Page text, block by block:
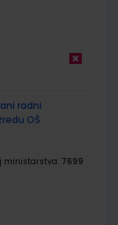
radni
OŠ
ministarstva: 7699